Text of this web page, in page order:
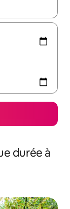
flèches vers le
durée à